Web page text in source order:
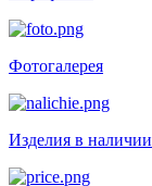
Фотогалерея
Изделия в наличии